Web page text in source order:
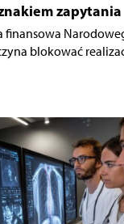
zapytania
finansowa
blokować